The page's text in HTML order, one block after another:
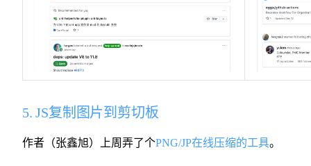
5. JS复制图片到剪切板
作者（张鑫旭）上周弄了个PNG/JP在线压缩的工具。